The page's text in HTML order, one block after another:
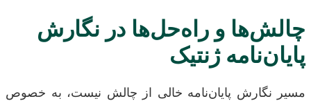
و راه‌حل‌ها در نگارش
ژنتیک
نگارش پایان‌نامه خالی از چالش نیست، به خصوص